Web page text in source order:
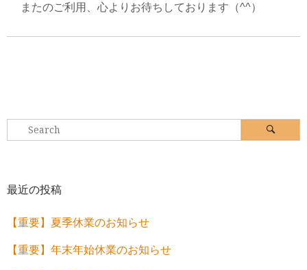
またのご利用、心よりお待ちしております（^^）
Search
for:
最近の投稿
【重要】夏季休業のお知らせ
【重要】年末年始休業のお知らせ